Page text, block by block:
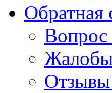
Обратная
Вопрос